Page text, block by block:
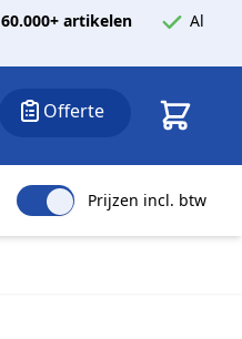
60.000+ artikelen
Al
Offerte
Prijzen incl. btw